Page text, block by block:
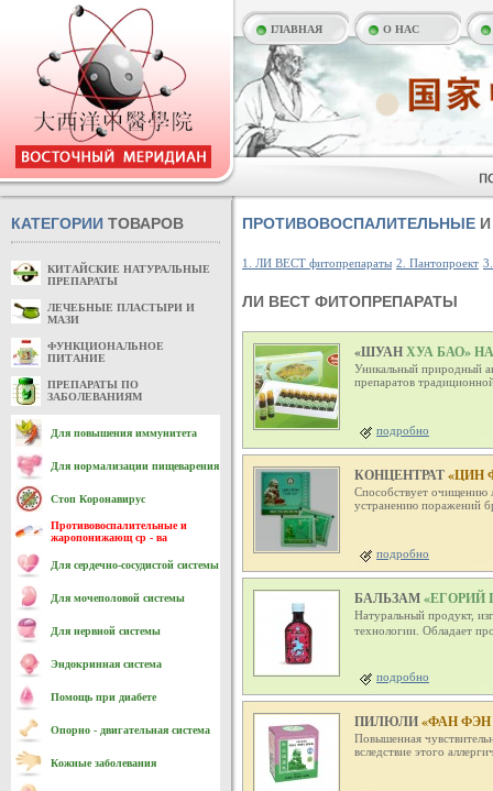
ГЛАВНАЯ О НАС
КАТЕГОРИИ ТОВАРОВ
КИТАЙСКИЕ НАТУРАЛЬНЫЕ
ПРЕПАРАТЫ
ЛЕЧЕБНЫЕ ПЛАСТЫРИ И
МАЗИ
ФУНКЦИОНАЛЬНОЕ
ПИТАНИЕ
ПРЕПАРАТЫ ПО
ЗАБОЛЕВАНИЯМ
Для повышения иммунитета
Для нормализации пищеварения
Стоп Коронавирус
Противовоспалительные и
жаропонижающ ср - ва
Для сердечно-cосудистой системы
Для мочеполовой системы
Для нервной системы
Эндокринная система
Помощь при диабете
Опорно - двигательная система
Кожные заболевания
ПРОТИВОВОСПАЛИТЕЛЬНЫЕ
1. ЛИ ВЕСТ фитопрепараты 2. Пантопроект
ЛИ ВЕСТ ФИТОПРЕПАРАТЫ
«ШУАНХУА БАО»
Уникальный природный
препаратов
подробно
КОНЦЕНТРАТ«ЦИН
Способствует очищению
устранению поражений
подробно
БАЛЬЗАМ«ЕГОРИЙ
Натуральный продукт,
технологии. Обладает
подробно
ПИЛЮЛИ«ФАН ФЭН
Повышенная
вследствие этого